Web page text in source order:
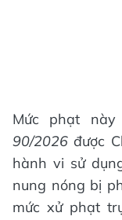
Mức phạt
90/2026 được
hành vi sử
nung nóng bị
mức xử phạt